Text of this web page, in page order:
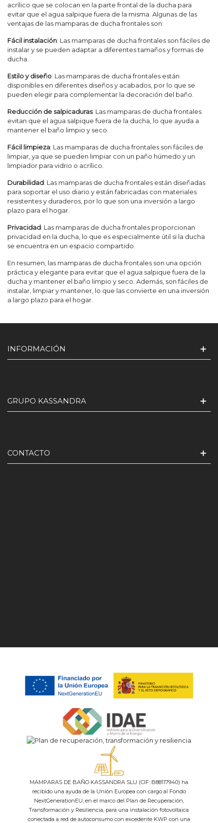
acrílico que se colocan en la parte frontal de la ducha para
evitar que el agua salpique fuera de la misma. Algunas de las
ventajas de las mamparas de ducha frontales son:
Fácil instalación: Las mamparas de ducha frontales son fáciles de
instalar y se pueden adaptar a diferentes tamaños y formas de
ducha.
Estilo y diseño: Las mamparas de ducha frontales están
disponibles en diferentes diseños y acabados, por lo que se
pueden elegir para complementar la decoración del baño.
Reducción de salpicaduras: Las mamparas de ducha frontales
evitan que el agua salpique fuera de la ducha, lo que ayuda a
mantener el baño limpio y seco.
Fácil limpieza: Las mamparas de ducha frontales son fáciles de
limpiar, ya que se pueden limpiar con un paño húmedo y un
limpiador para vidrio o acrílico.
Durabilidad: Las mamparas de ducha frontales están diseñadas
para soportar el uso diario y están fabricadas con materiales
resistentes y duraderos, por lo que son una inversión a largo
plazo para el hogar.
Privacidad: Las mamparas de ducha frontales proporcionan
privacidad en la ducha, lo que es especialmente útil si la ducha
se encuentra en un espacio compartido.
En resumen, las mamparas de ducha frontales son una opción
práctica y elegante para evitar que el agua salpique fuera de la
ducha y mantener el baño limpio y seco. Además, son fáciles de
instalar, limpiar y mantener, lo que las convierte en una inversión
a largo plazo para el hogar.
INFORMACIÓN
GRUPO KASSANDRA
CONTACTO
MAMPARAS DE BAÑO KASSANDRA SLU (CIF: B88117940) ha
recibido una ayuda de la Unión Europea con cargo al Fondo
NextGenerationEU, en el marco del Plan de Recuperación,
Transformación y Resiliencia, para una instalación fotovoltaica
conectada a red de autoconsumo con excedente KWP con una